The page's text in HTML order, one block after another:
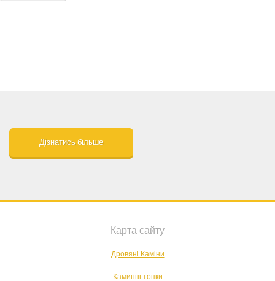
Дізнатись більше
Карта сайту
Дровяні Каміни
Каминні топки